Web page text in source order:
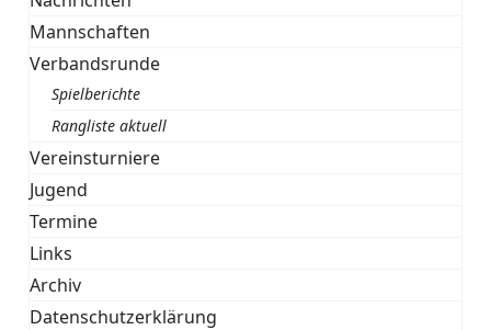
Mannschaften
Verbandsrunde
Spielberichte
Rangliste aktuell
Vereinsturniere
Jugend
Termine
Links
Archiv
Datenschutzerklärung